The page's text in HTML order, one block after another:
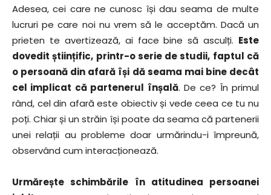
Adesea, cei care ne cunosc își dau seama de multe
lucruri pe care noi nu vrem să le acceptăm. Dacă un
prieten te avertizează, ai face bine să asculți. Este
dovedit științific, printr-o serie de studii, faptul că
o persoană din afară își dă seama mai bine decât
cel implicat că partenerul înșală. De ce? În primul
rând, cel din afară este obiectiv și vede ceea ce tu nu
poți. Chiar și un străin își poate da seama că partenerii
unei relații au probleme doar urmărindu-i împreună,
observând cum interacționează.
Urmărește schimbările în atitudinea persoanei